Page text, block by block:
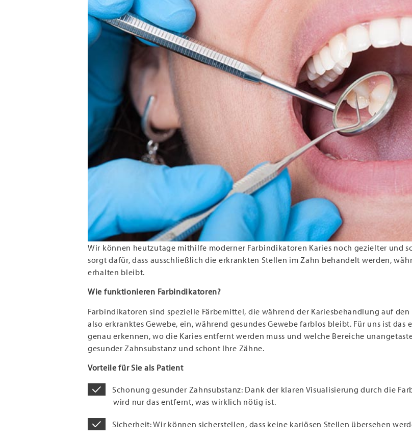
Wir können heutzutage mithilfe moderner Farbindikatoren Karies noch gezielter und
sorgt dafür, dass ausschließlich die erkrankten Stellen im Zahn behandelt werden,
erhalten bleibt.
Wie funktionieren Farbindikatoren?
Farbindikatoren sind spezielle Färbemittel, die während der Kariesbehandlung auf
also erkranktes Gewebe, ein, während gesundes Gewebe farblos bleibt. Für uns ist
genau erkennen, wo die Karies entfernt werden muss und welche Bereiche
gesunder Zahnsubstanz und schont Ihre Zähne.
Vorteile für Sie als Patient
Schonung gesunder Zahnsubstanz: Dank der klaren Visualisierung durch die
wird nur das entfernt, was wirklich nötig ist.
Sicherheit: Wir können sicherstellen, dass keine kariösen Stellen übersehen